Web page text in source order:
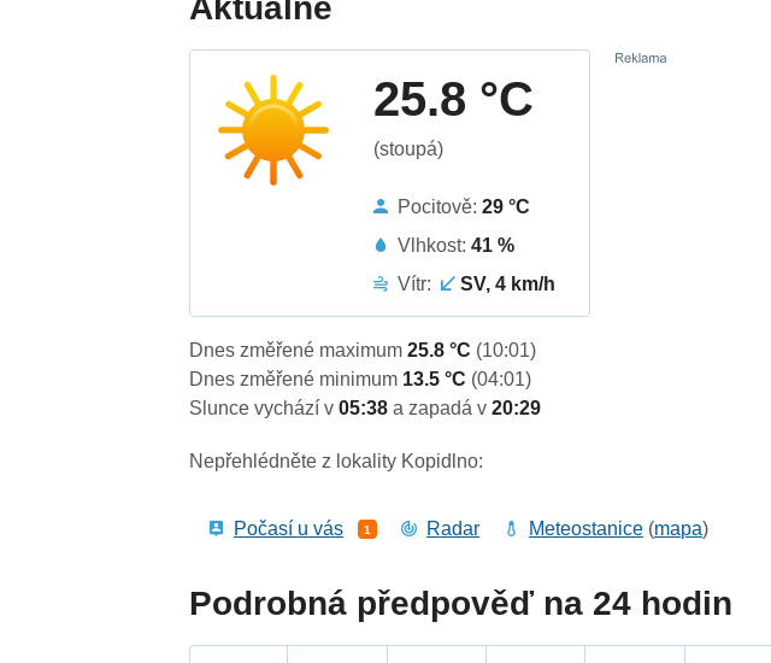
25.8 °C
(stoupá)
Pocitově:29 °C
Vlhkost:41 %
Vítr:
SV, 4 km/h
Dnes změřené maximum25.8 °C (10:01)
Dnes změřené minimum 13.5 °C (04:01)
Slunce vychází v05:38a zapadá v20:29
Nepřehlédněte z lokality Kopidlno:
Počasí u vás 1 Radar Meteostanice (mapa)
Podrobná předpověď na 24 hodin